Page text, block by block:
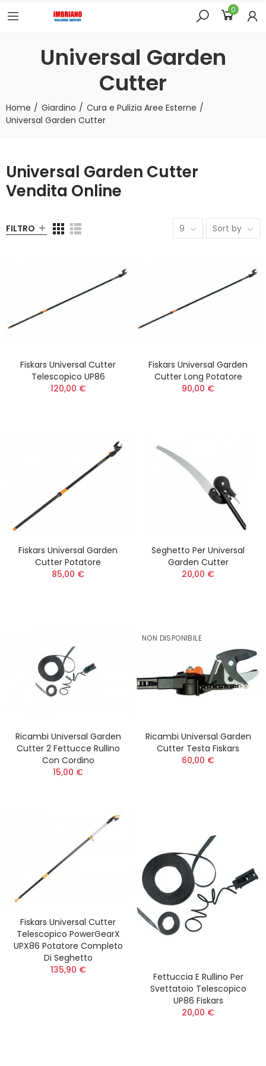
0
Universal Garden
Cutter
Home Giardino
Cura e Pulizia Aree Esterne
Universal Garden Cutter
Universal Garden Cutter
Vendita Online
FILTRO 9 Sort by
Fiskars Universal Cutter
Telescopico UP86
120,00 €
Fiskars Universal Garden
Cutter Long Potatore
90,00 €
Fiskars Universal Garden
Cutter Potatore
85,00 €
Seghetto Per Universal
Garden Cutter
20,00 €
Ricambi Universal Garden
Cutter 2 Fettucce Rullino
Con Cordino
15,00 €
NON DISPONIBILE
Ricambi Universal Garden
Cutter Testa Fiskars
60,00 €
Fiskars Universal Cutter
Telescopico PowerGearX
UPX86 Potatore Completo
Di Seghetto
135,90 €
Fettuccia E Rullino Per
Svettatoio Telescopico
UP86 Fiskars
20,00 €